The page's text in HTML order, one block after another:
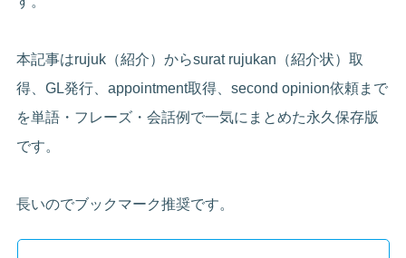
本記事はrujuk（紹介）からsurat rujukan（紹介状）取
得、GL発行、appointment取得、second opinion依頼まで
を単語・フレーズ・会話例で一気にまとめた永久保存版
です。
長いのでブックマーク推奨です。